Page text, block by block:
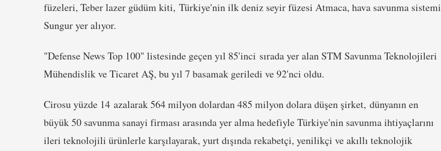
füzeleri, Teber lazer güdüm kiti, Türkiye'nin ilk deniz seyir füzesi Atmaca, hava savunma sistemi
Sungur yer alıyor.
"Defense News Top 100" listesinde geçen yıl 85'inci sırada yer alan STM Savunma Teknolojileri
Mühendislik ve Ticaret AŞ, bu yıl 7 basamak geriledi ve 92'nci oldu.
Cirosu yüzde 14 azalarak 564 milyon dolardan 485 milyon dolara düşen şirket, dünyanın en
büyük 50 savunma sanayi firması arasında yer alma hedefiyle Türkiye'nin savunma ihtiyaçlarını
ileri teknolojili ürünlerle karşılayarak, yurt dışında rekabetçi, yenilikçi ve akıllı teknolojik